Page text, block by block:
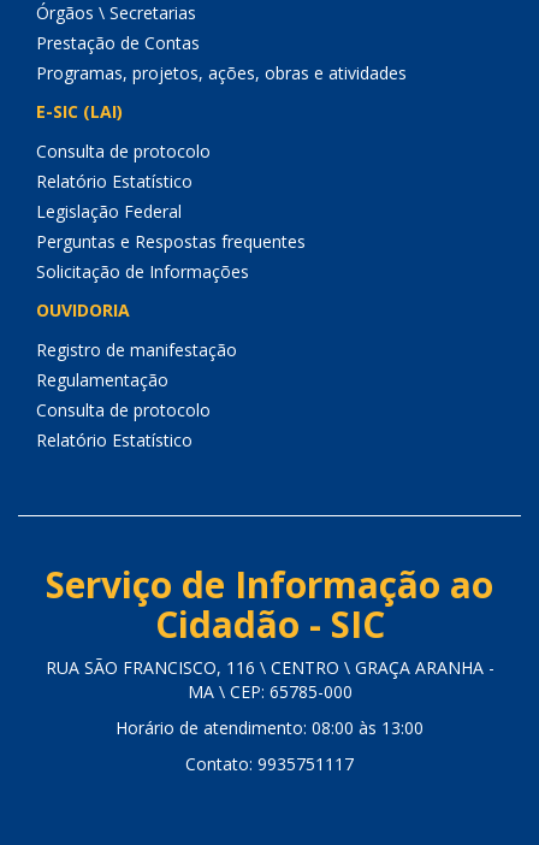
Órgãos \ Secretarias
Prestação de Contas
Programas, projetos, ações, obras e atividades
E-SIC (LAI)
Consulta de protocolo
Relatório Estatístico
Legislação Federal
Perguntas e Respostas frequentes
Solicitação de Informações
OUVIDORIA
Registro de manifestação
Regulamentação
Consulta de protocolo
Relatório Estatístico
Serviço de Informação ao
Cidadão - SIC
RUA SÃO FRANCISCO, 116 \ CENTRO \ GRAÇA ARANHA -
MA \ CEP: 65785-000
Horário de atendimento: 08:00 às 13:00
Contato: 9935751117